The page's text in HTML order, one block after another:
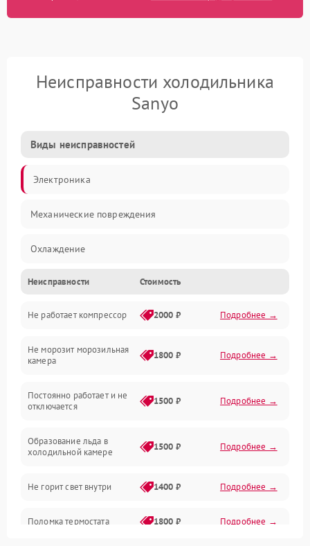
Неисправности холодильника
Sanyo
Виды неисправностей
Электроника
Механические повреждения
Охлаждение
Механика
Электропитание
Дренаж
Неисправности Стоимость
Не работает компрессор 2000 ₽ Подробнее →
Не морозит морозильная
камера
1800 ₽ Подробнее →
Постоянно работает и не
отключается
1500 ₽ Подробнее →
Образование льда в
холодильной камере
1500 ₽ Подробнее →
Не горит свет внутри 1400 ₽ Подробнее →
Поломка термостата 1800 ₽ Подробнее →